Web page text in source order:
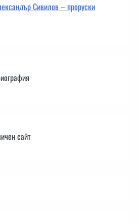
Сивилов – проруски
сайт